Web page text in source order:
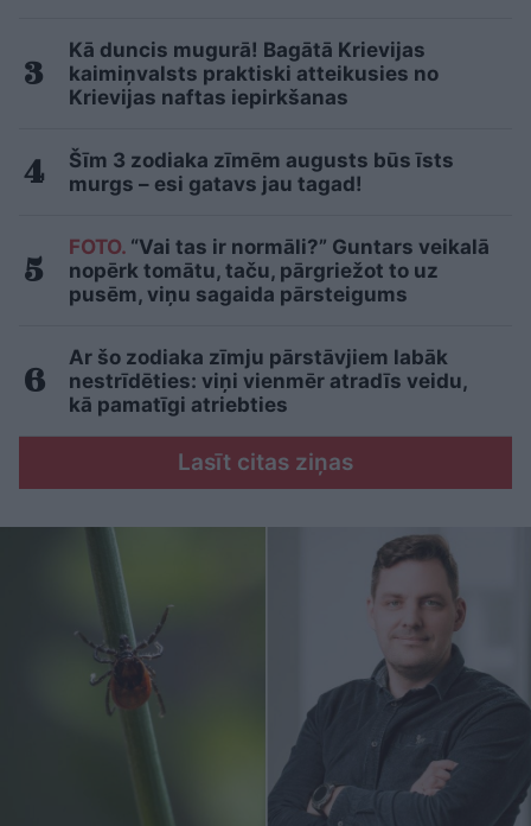
Kā duncis mugurā! Bagātā Krievijas
kaimiņvalsts praktiski atteikusies no
Krievijas naftas iepirkšanas
Šīm 3 zodiaka zīmēm augusts būs īsts
murgs – esi gatavs jau tagad!
FOTO. “Vai tas ir normāli?” Guntars veikalā
nopērk tomātu, taču, pārgriežot to uz
pusēm, viņu sagaida pārsteigums
Ar šo zodiaka zīmju pārstāvjiem labāk
nestrīdēties: viņi vienmēr atradīs veidu,
kā pamatīgi atriebties
Lasīt citas ziņas